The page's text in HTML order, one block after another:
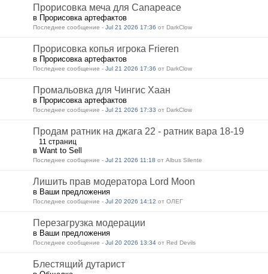
Прорисовка меча для Canapeace
в Прорисовка артефактов
Последнее сообщение - Jul 21 2026 17:36 от DarkClow
Прорисовка копья игрока Frieren
в Прорисовка артефактов
Последнее сообщение - Jul 21 2026 17:36 от DarkClow
Промальовка для Чингис Хаан
в Прорисовка артефактов
Последнее сообщение - Jul 21 2026 17:33 от DarkClow
Продам ратник на джага 22 - ратник вара 18-19
11 страниц
в Want to Sell
Последнее сообщение - Jul 21 2026 11:18 от Albus Silente
Лишить прав модератора Lord Moon
в Ваши предложения
Последнее сообщение - Jul 20 2026 14:12 от ОЛЕГ
Перезагрузка модерации
в Ваши предложения
Последнее сообщение - Jul 20 2026 13:34 от Red Devils
Блестящий дутарист